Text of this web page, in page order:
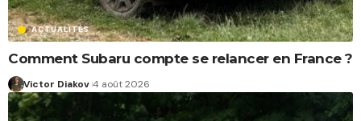
ACTUALITÉS
Comment Subaru compte se relancer en France ?
Victor Diakov 4 août 2026